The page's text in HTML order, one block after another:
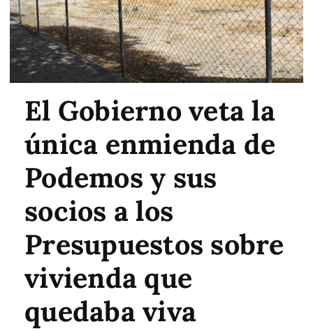
El Gobierno veta la
única enmienda de
Podemos y sus
socios a los
Presupuestos sobre
vivienda que
quedaba viva